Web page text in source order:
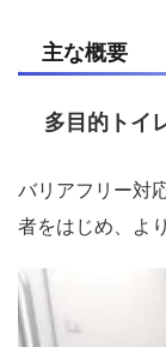
主な概要
多目的トイ
バリアフリー対
者をはじめ、よ